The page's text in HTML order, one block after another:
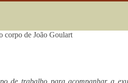
corpo de João Goulart
de trabalho para acompanhar a